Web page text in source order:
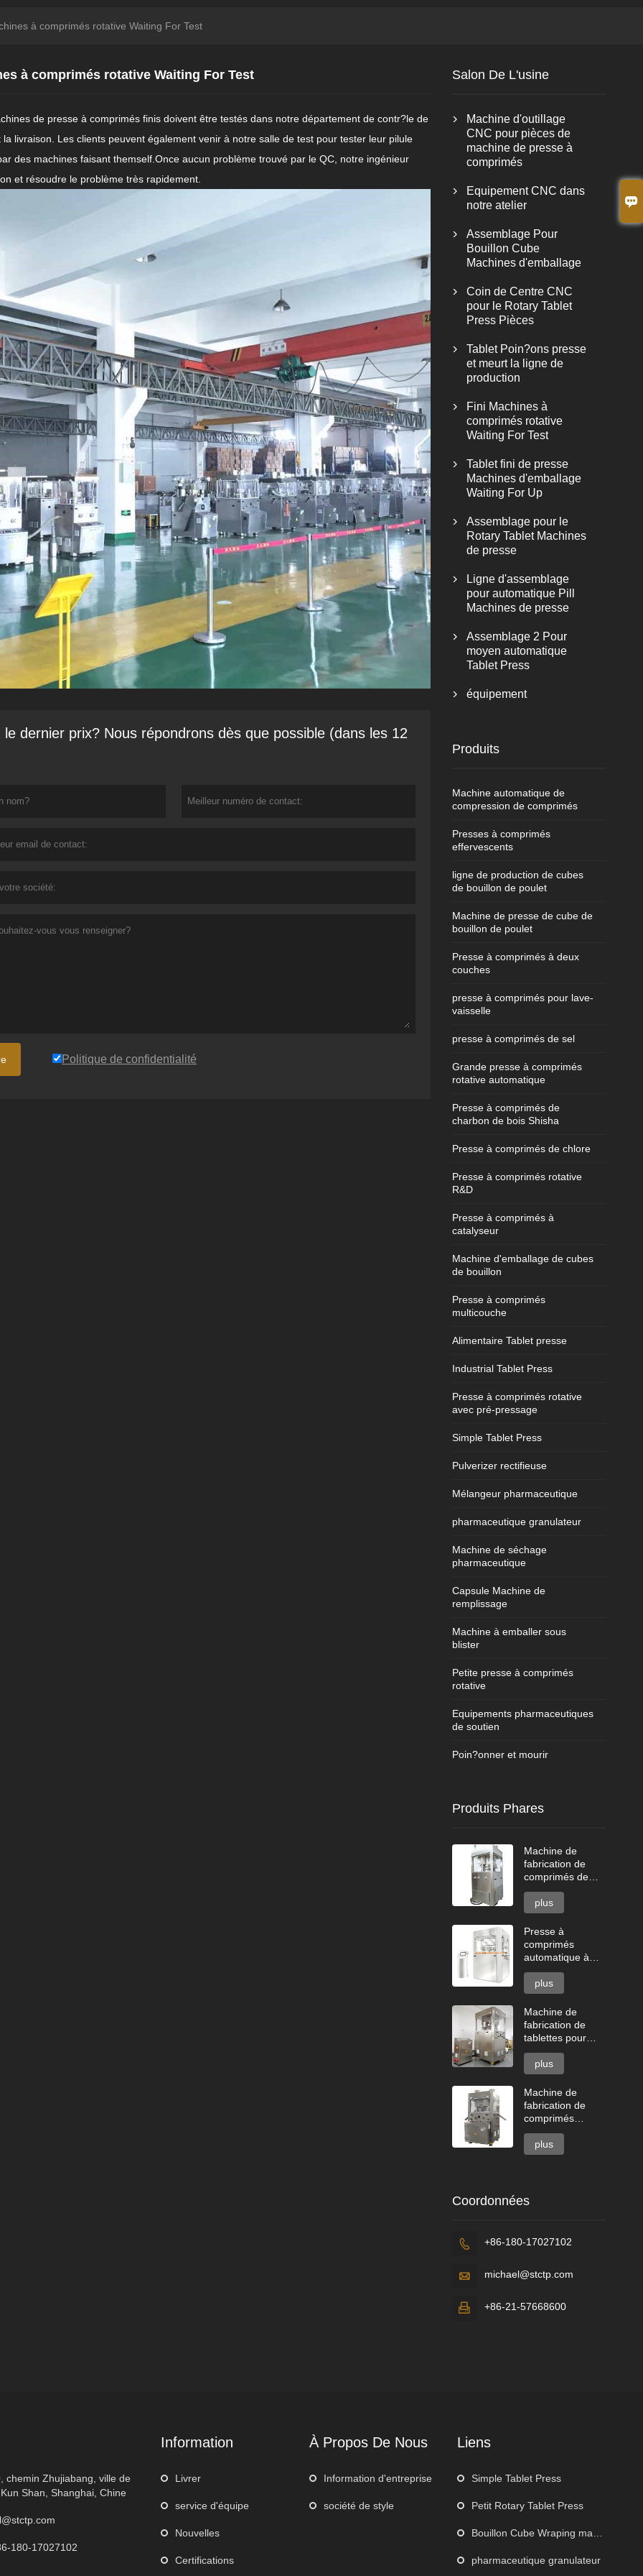

à comprimés rotative Waiting For Test
à comprimés rotative Waiting For Test
de presse à comprimés finis doivent être testés dans notre département de contr?le de
la livraison. Les clients peuvent également venir à notre salle de test pour tester leur pilule
des machines faisant themself.Once aucun problème trouvé par le QC, notre ingénieur
et résoudre le problème très rapidement.
le dernier prix? Nous répondrons dès que possible (dans les 12
Politique de confidentialité
Salon De L'usine

Machine d'outillage
CNC pour pièces de
machine de presse à
comprimés

Equipement CNC dans
notre atelier

Assemblage Pour
Bouillon Cube
Machines d'emballage

Coin de Centre CNC
pour le Rotary Tablet
Press Pièces

Tablet Poin?ons presse
et meurt la ligne de
production

Fini Machines à
comprimés rotative
Waiting For Test

Tablet fini de presse
Machines d'emballage
Waiting For Up

Assemblage pour le
Rotary Tablet Machines
de presse

Ligne d'assemblage
pour automatique Pill
Machines de presse

Assemblage 2 Pour
moyen automatique
Tablet Press
 équipement
Produits
Machine automatique de
compression de comprimés
Presses à comprimés
effervescents
ligne de production de cubes
de bouillon de poulet
Machine de presse de cube de
bouillon de poulet
Presse à comprimés à deux
couches
presse à comprimés pour lave-
vaisselle
presse à comprimés de sel
Grande presse à comprimés
rotative automatique
Presse à comprimés de
charbon de bois Shisha
Presse à comprimés de chlore
Presse à comprimés rotative
R&D
Presse à comprimés à
catalyseur
Machine d'emballage de cubes
de bouillon
Presse à comprimés
multicouche
Alimentaire Tablet presse
Industrial Tablet Press
Presse à comprimés rotative
avec pré-pressage
Simple Tablet Press
Pulverizer rectifieuse
Mélangeur pharmaceutique
pharmaceutique granulateur
Machine de séchage
pharmaceutique
Capsule Machine de
remplissage
Machine à emballer sous
blister
Petite presse à comprimés
rotative
Equipements pharmaceutiques
de soutien
Poin?onner et mourir
Produits Phares
Machine de
fabrication de
comprimés de
nettoyant pour
cuvette de toilette
plus
Presse à
comprimés
automatique à
grande vitesse
série GZPK720
plus
Machine de
fabrication de
tablettes pour
lave-vaisselle à
deux couches
plus
Machine de
fabrication de
comprimés
effervescents
plus
Coordonnées
 +86-180-17027102
 michael@stctp.com
 +86-21-57668600
chemin Zhujiabang, ville de
Shan, Shanghai, Chine
180-17027102
Information
Livrer
service d'équipe
Nouvelles
Certifications
À Propos De Nous
Information d'entreprise
société de style
Liens
Simple Tablet Press
Petit Rotary Tablet Press
Bouillon Cube Wraping machine
pharmaceutique granulateur